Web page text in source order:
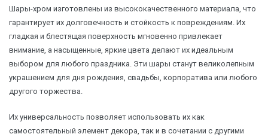
Шары-хром изготовлены из высококачественного материала, что
гарантирует их долговечность и стойкость к повреждениям. Их
гладкая и блестящая поверхность мгновенно привлекает
внимание, а насыщенные, яркие цвета делают их идеальным
выбором для любого праздника. Эти шары станут великолепным
украшением для дня рождения, свадьбы, корпоратива или любого
другого торжества.
Их универсальность позволяет использовать их как
самостоятельный элемент декора, так и в сочетании с другими